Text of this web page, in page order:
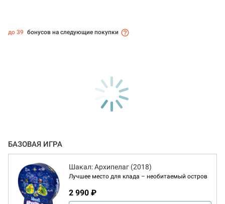
до 39 бонусов на следующие покупки
БАЗОВАЯ ИГРА
Шакал: Архипелаг (2018)
Лучшее место для клада – необитаемый остров
2 990 ₽